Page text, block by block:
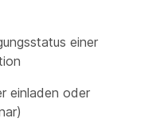
einer
einladen oder